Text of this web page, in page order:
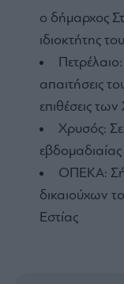
ο δήμαρχος
ιδιοκτήτης
απαιτήσεις
επιθέσεις των
Χρυσός: Σε
ΟΠΕΚΑ:
δικαιούχων
Εστίας